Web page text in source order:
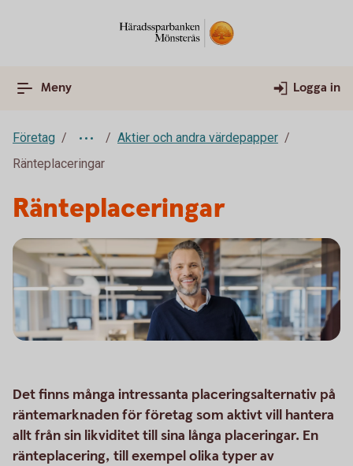
Meny Logga in
Företag
Aktier och andra värdepapper
Ränteplaceringar
Ränteplaceringar
Det finns många intressanta placeringsalternativ på
räntemarknaden för företag som aktivt vill hantera
allt från sin likviditet till sina långa placeringar. En
ränteplacering, till exempel olika typer av